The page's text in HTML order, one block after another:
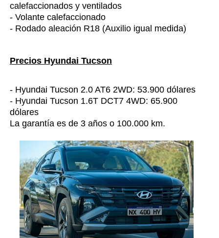
calefaccionados y ventilados
- Volante calefaccionado
- Rodado aleación R18 (Auxilio igual medida)
Precios Hyundai Tucson
- Hyundai Tucson 2.0 AT6 2WD: 53.900 dólares
- Hyundai Tucson 1.6T DCT7 4WD: 65.900
dólares
La garantía es de 3 años o 100.000 km.